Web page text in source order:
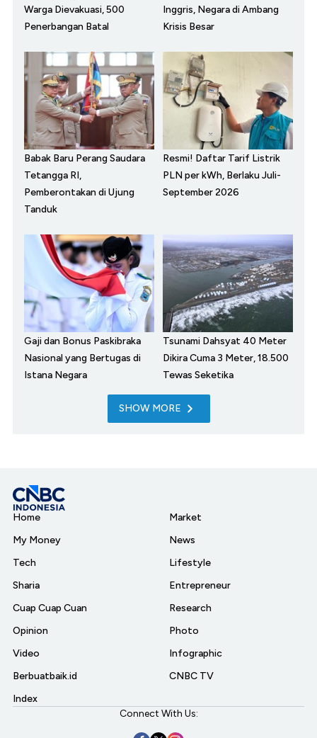
Warga Dievakuasi, 500
Penerbangan Batal
Inggris, Negara di Ambang
Krisis Besar
Babak Baru Perang Saudara
Tetangga RI,
Pemberontakan di Ujung
Tanduk
Resmi! Daftar Tarif Listrik
PLN per kWh, Berlaku Juli-
September 2026
Gaji dan Bonus Paskibraka
Nasional yang Bertugas di
Istana Negara
Tsunami Dahsyat 40 Meter
Dikira Cuma 3 Meter, 18.500
Tewas Seketika
SHOW MORE
Home
My Money
Tech
Sharia
Cuap Cuap Cuan
Opinion
Video
Berbuatbaik.id
Index
Market
News
Lifestyle
Entrepreneur
Research
Photo
Infographic
CNBC TV
Connect With Us: